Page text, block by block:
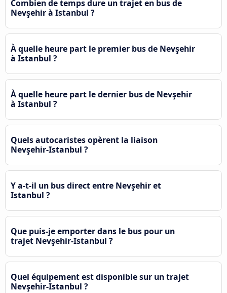
Combien de temps dure un trajet en bus de
Nevşehir à Istanbul ?
À quelle heure part le premier bus de Nevşehir
à Istanbul ?
À quelle heure part le dernier bus de Nevşehir
à Istanbul ?
Quels autocaristes opèrent la liaison
Nevşehir-Istanbul ?
Y a-t-il un bus direct entre Nevşehir et
Istanbul ?
Que puis-je emporter dans le bus pour un
trajet Nevşehir-Istanbul ?
Quel équipement est disponible sur un trajet
Nevşehir-Istanbul ?